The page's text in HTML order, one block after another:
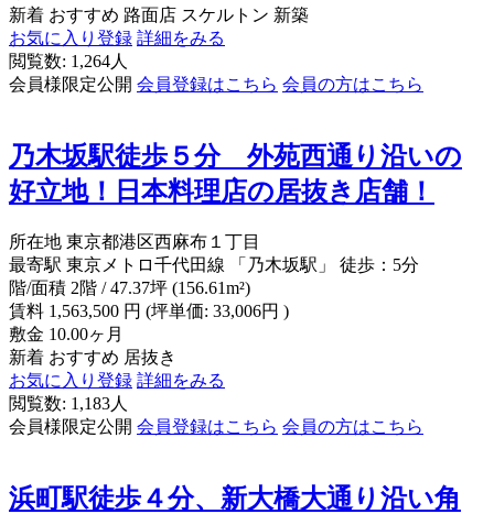
新着 おすすめ 路面店 スケルトン 新築
お気に入り登録 詳細をみる
閲覧数: 1,264人
会員様限定公開 会員登録はこちら 会員の方はこちら
乃木坂駅徒歩５分 外苑西通り沿いの
好立地！日本料理店の居抜き店舗！
所在地 東京都港区西麻布１丁目
最寄駅 東京メトロ千代田線 「乃木坂駅」 徒歩：5分
階/面積 2階 / 47.37坪 (156.61m²)
賃料 1,563,500 円 (坪単価: 33,006円 )
敷金 10.00ヶ月
新着 おすすめ 居抜き
お気に入り登録 詳細をみる
閲覧数: 1,183人
会員様限定公開 会員登録はこちら 会員の方はこちら
浜町駅徒歩４分、新大橋大通り沿い角